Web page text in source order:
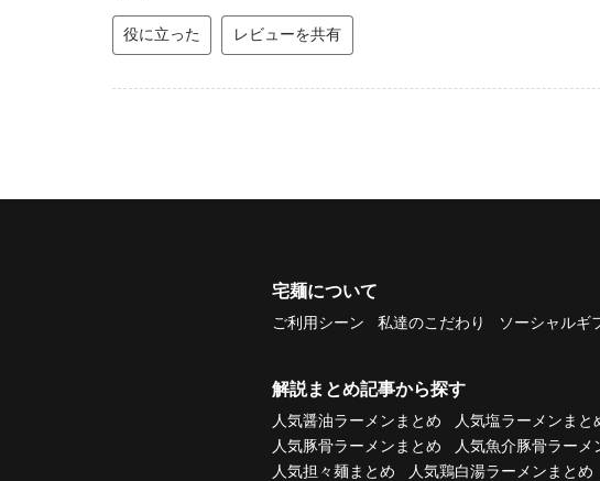
役に立った レビューを共有
宅麺について
ご利用シーン 私達のこだわり ソーシャルギ
解説まとめ記事から探す
人気醤油ラーメンまとめ 人気塩ラーメンまと
人気豚骨ラーメンまとめ
人気魚介豚骨ラーメ
人気担々麺まとめ
人気鶏白湯ラーメンまとめ